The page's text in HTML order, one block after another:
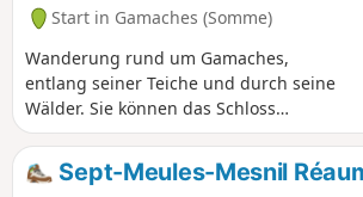
Start in Gamaches (Somme)
Wanderung rund um Gamaches,
entlang seiner Teiche und durch seine
Wälder. Sie können das Schloss
Floriville, das hübsche Dorf Hélicourt
und seinen Fluss, die Vimeuse,
entdecken.
Sept-Meules-Mesnil